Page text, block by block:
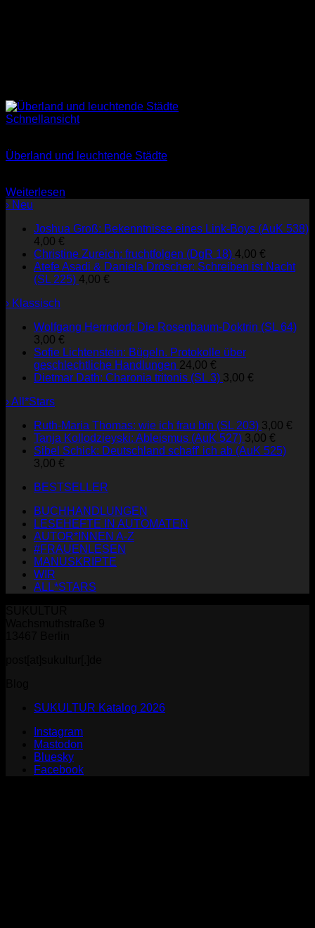
Schnellansicht
Überland und leuchtende Städte
Weiterlesen
› Neu
Joshua Groß: Bekenntnisse eines Link-Boys (AuK 538)
4,00 €
Christine Zureich: fruchtfolgen (DgR 18) 4,00 €
Atefe Asadi & Daniela Dröscher: Schreiben ist Nacht
(SL 225) 4,00 €
› Klassisch
Wolfgang Herrndorf: Die Rosenbaum-Doktrin (SL 64)
3,00 €
Sofie Lichtenstein: Bügeln. Protokolle über
geschlechtliche Handlungen 24,00 €
Dietmar Dath: Charonia tritonis (SL 3) 3,00 €
› All*Stars
Ruth-Maria Thomas: wie ich frau bin (SL 203) 3,00 €
Tanja Kollodzieyski: Ableismus (AuK 527) 3,00 €
Sibel Schick: Deutschland schaff' ich ab (AuK 525)
3,00 €
BESTSELLER
BUCHHANDLUNGEN
LESEHEFTE IN AUTOMATEN
AUTOR*INNEN A-Z
#FRAUENLESEN
MANUSKRIPTE
WIR
ALL*STARS
SUKULTUR Katalog 2026
Instagram
Mastodon
Bluesky
Facebook